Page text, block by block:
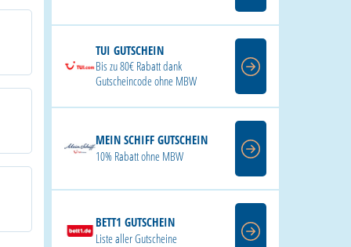
TUI GUTSCHEIN
Bis zu 80€ Rabatt dank
Gutscheincode ohne MBW
MEIN SCHIFF GUTSCHEIN
10% Rabatt ohne MBW
BETT1 GUTSCHEIN
Liste aller Gutscheine